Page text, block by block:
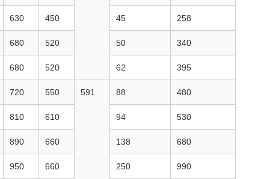
630 450 45 258
680 520 50 340
680 520 62 395
720 550 591 88 480
810 610 94 530
890 660 138 680
950 660 250 990